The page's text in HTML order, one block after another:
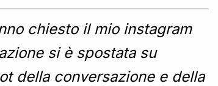
chiesto il mio instagram
si è spostata su
della conversazione e della